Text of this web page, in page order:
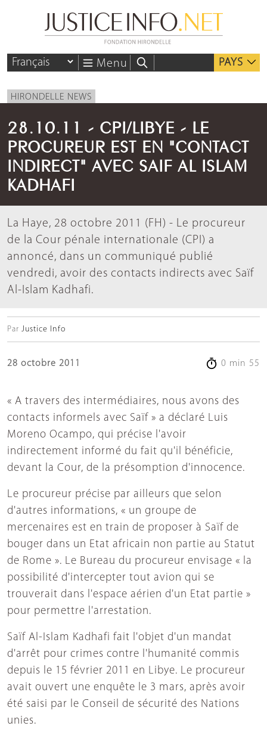
Menu PAYS
HIRONDELLE NEWS
28.10.11 - CPI/LIBYE - LE
PROCUREUR EST EN "CONTACT
INDIRECT" AVEC SAIF AL ISLAM
KADHAFI
La Haye, 28 octobre 2011 (FH) - Le procureur
de la Cour pénale internationale (CPI) a
annoncé, dans un communiqué publié
vendredi, avoir des contacts indirects avec Saïf
Al-Islam Kadhafi.
Par Justice Info
28 octobre 2011 0 min 55
« A travers des intermédiaires, nous avons des
contacts informels avec Saïf » a déclaré Luis
Moreno Ocampo, qui précise l'avoir
indirectement informé du fait qu'il bénéficie,
devant la Cour, de la présomption d'innocence.
Le procureur précise par ailleurs que selon
d'autres informations, « un groupe de
mercenaires est en train de proposer à Saïf de
bouger dans un Etat africain non partie au Statut
de Rome ». Le Bureau du procureur envisage « la
possibilité d'intercepter tout avion qui se
trouverait dans l'espace aérien d'un Etat partie »
pour permettre l'arrestation.
Saïf Al-Islam Kadhafi fait l'objet d'un mandat
d'arrêt pour crimes contre l'humanité commis
depuis le 15 février 2011 en Libye. Le procureur
avait ouvert une enquête le 3 mars, après avoir
été saisi par le Conseil de sécurité des Nations
unies.